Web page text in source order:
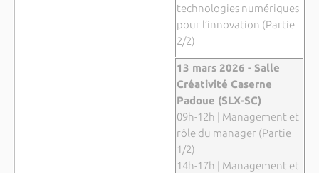
technologies numériques
pour l’innovation (Partie
2/2)
13 mars 2026 - Salle
Créativité Caserne
Padoue (SLX-SC)
09h-12h | Management et
rôle du manager (Partie
1/2)
14h-17h | Management et